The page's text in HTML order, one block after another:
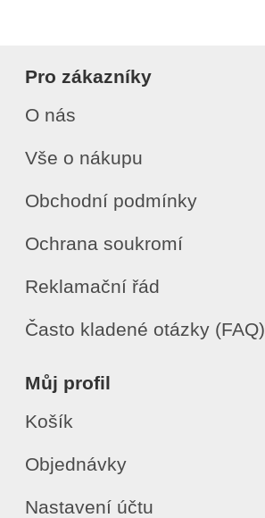
Pro zákazníky
O nás
Vše o nákupu
Obchodní podmínky
Ochrana soukromí
Reklamační řád
Často kladené otázky (FAQ)
Můj profil
Košík
Objednávky
Nastavení účtu